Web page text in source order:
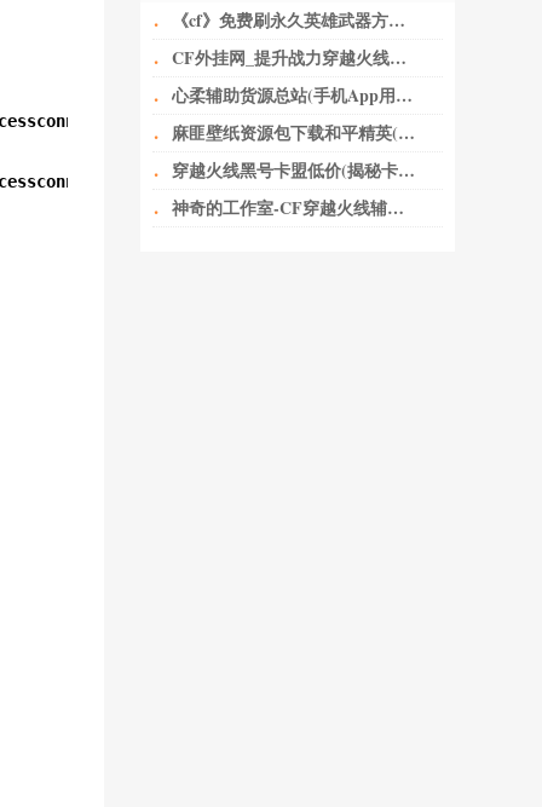
· 《cf》免费刷永久英雄武器方法介绍 刷枪最新工具分享
· CF外挂网_提升战力穿越火线小号卡盟网无人不知无人不晓。
· 心柔辅助货源总站(手机App用户“裸奔”如何破？从细化个人授权上加以规范)
· 麻匪壁纸资源包下载和平精英(让子弹飞——黄老爷离不开鹅城)
· 穿越火线黑号卡盟低价(揭秘卡盟骗局，少年，醒醒吧！)
· 神奇的工作室-CF穿越火线辅助如何给玩家刺激的快感？-神奇的工作室-CF穿越火线辅助如何给玩家刺激的快感？-问题解答-三明神奇的工作室-三明CF辅助-三明CF外挂-三明CF透视-三明CF自瞄-三明CF